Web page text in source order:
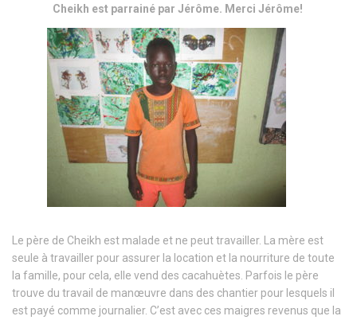
Cheikh est parrainé par Jérôme. Merci Jérôme!
Le père de Cheikh est malade et ne peut travailler. La mère est
seule à travailler pour assurer la location et la nourriture de toute
la famille, pour cela, elle vend des cacahuètes. Parfois le père
trouve du travail de manœuvre dans des chantier pour lesquels il
est payé comme journalier. C’est avec ces maigres revenus que la